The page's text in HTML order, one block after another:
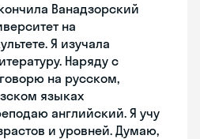
Ванадзорский
на
Я изучала
Наряду с
на русском,
языках
английский. Я учу
и уровней. Думаю,